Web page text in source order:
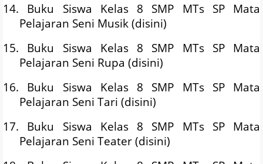
14. Buku Siswa Kelas 8 SMP MTs SP Mata
Pelajaran Seni Musik (disini)
15. Buku Siswa Kelas 8 SMP MTs SP Mata
Pelajaran Seni Rupa (disini)
16. Buku Siswa Kelas 8 SMP MTs SP Mata
Pelajaran Seni Tari (disini)
17. Buku Siswa Kelas 8 SMP MTs SP Mata
Pelajaran Seni Teater (disini)